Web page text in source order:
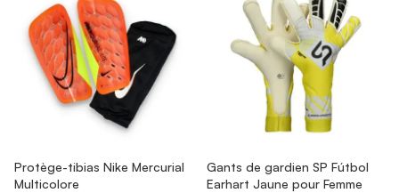
Protège-tibias Nike Mercurial
Multicolore
Gants de gardien SP Fútbol
Earhart Jaune pour Femme